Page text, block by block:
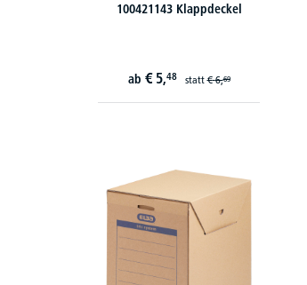
100421143 Klappdeckel
ab € 5,48 statt€ 6,69